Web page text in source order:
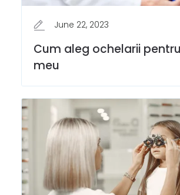
June 22, 2023
Cum aleg ochelarii
meu